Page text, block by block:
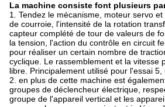
La machine consiste font plusieurs
1. Tendez le mécanisme, moteur servo
de courroie, l'intensité de la rotation
capteur complété de tour de valeurs de
la tension, l'action du contrôle en circuit
pour réaliser un certain nombre de
cyclique. Le rassemblement et la vitesse
libre. Principalement utilisé pour l'essai 5,
2. en plus de cette machine est
groupes de déclencheur électrique,
groupe de l'appareil vertical et les